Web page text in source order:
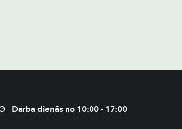
Darba dienās no 10:00 - 17:00